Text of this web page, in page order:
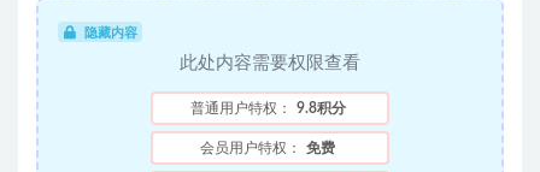
隐藏内容
此处内容需要权限查看
普通用户特权： 9.8积分
会员用户特权： 免费